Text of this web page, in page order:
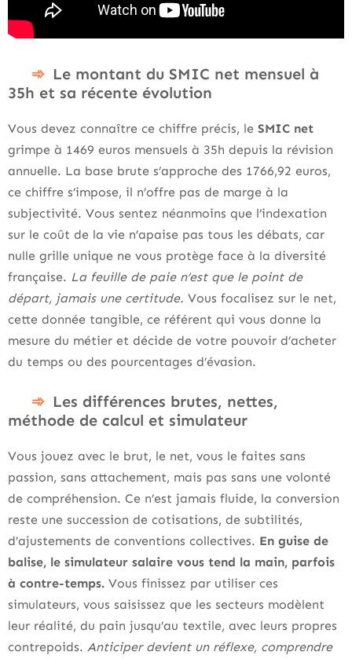
Le montant du SMIC net mensuel à
35h et sa récente évolution
Vous devez connaître ce chiffre précis, le SMIC net
grimpe à 1469 euros mensuels à 35h depuis la révision
annuelle. La base brute s’approche des 1766,92 euros,
ce chiffre s’impose, il n’offre pas de marge à la
subjectivité. Vous sentez néanmoins que l’indexation
sur le coût de la vie n’apaise pas tous les débats, car
nulle grille unique ne vous protège face à la diversité
française. La feuille de paie n’est que le point de
départ, jamais une certitude. Vous focalisez sur le net,
cette donnée tangible, ce référent qui vous donne la
mesure du métier et décide de votre pouvoir d’acheter
du temps ou des pourcentages d’évasion.
Les différences brutes, nettes,
méthode de calcul et simulateur
Vous jouez avec le brut, le net, vous le faites sans
passion, sans attachement, mais pas sans une volonté
de compréhension. Ce n’est jamais fluide, la conversion
reste une succession de cotisations, de subtilités,
d’ajustements de conventions collectives. En guise de
balise, le simulateur salaire vous tend la main, parfois
à contre-temps. Vous finissez par utiliser ces
simulateurs, vous saisissez que les secteurs modèlent
leur réalité, du pain jusqu’au textile, avec leurs propres
contrepoids. Anticiper devient un réflexe, comprendre